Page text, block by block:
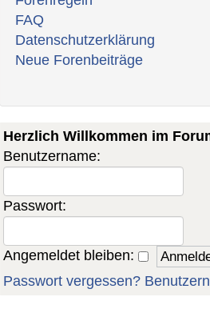
FAQ
Datenschutzerklärung
Neue Forenbeiträge
Herzlich Willkommen im
Benutzername:
Passwort:
Angemeldet bleiben:
Passwort vergessen?